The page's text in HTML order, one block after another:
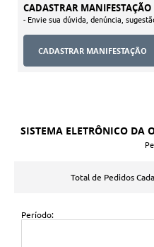
CADASTRAR MANIFESTAÇÃO
- Envie sua dúvida, denúncia,
SISTEMA ELETRÔNICO DA
Total de Pedidos
Período: